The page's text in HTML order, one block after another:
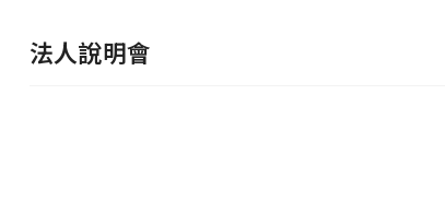
法人說明會